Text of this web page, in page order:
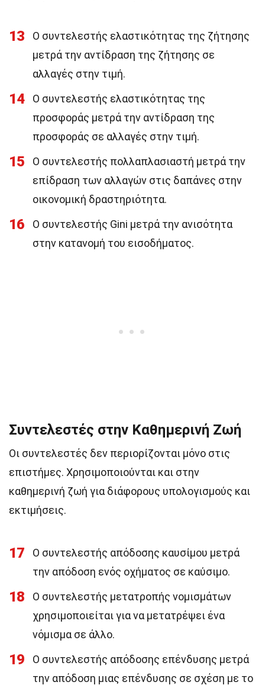
13
Ο συντελεστής ελαστικότητας της ζήτησης
μετρά την αντίδραση της ζήτησης σε
αλλαγές στην τιμή.
14
Ο συντελεστής ελαστικότητας της
προσφοράς μετρά την αντίδραση της
προσφοράς σε αλλαγές στην τιμή.
15
Ο συντελεστής πολλαπλασιαστή μετρά την
επίδραση των αλλαγών στις δαπάνες στην
οικονομική δραστηριότητα.
16
Ο συντελεστής Gini μετρά την ανισότητα
στην κατανομή του εισοδήματος.
Συντελεστές στην Καθημερινή Ζωή
Οι συντελεστές δεν περιορίζονται μόνο στις
επιστήμες. Χρησιμοποιούνται και στην
καθημερινή ζωή για διάφορους υπολογισμούς και
εκτιμήσεις.
17
Ο συντελεστής απόδοσης καυσίμου μετρά
την απόδοση ενός οχήματος σε καύσιμο.
18
Ο συντελεστής μετατροπής νομισμάτων
χρησιμοποιείται για να μετατρέψει ένα
νόμισμα σε άλλο.
19
Ο συντελεστής απόδοσης επένδυσης μετρά
την απόδοση μιας επένδυσης σε σχέση με το